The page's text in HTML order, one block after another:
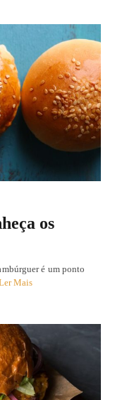
os
é um ponto
Mais